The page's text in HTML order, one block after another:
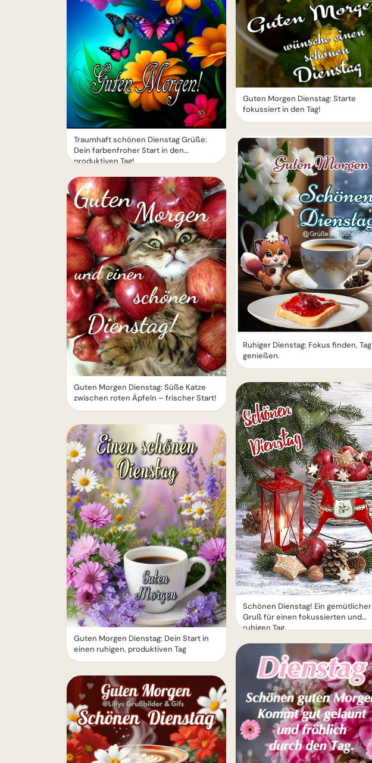
Traumhaft schönen Dienstag Grüße:
Dein farbenfroher Start in den
produktiven Tag!
Guten Morgen Dienstag: Süße Katze
zwischen roten Äpfeln – frischer Start!
Guten Morgen Dienstag: Dein Start in
einen ruhigen, produktiven Tag
Guten Morgen Dienstag: Starte
fokussiert in den Tag!
Ruhiger Dienstag: Fokus finden, Tag
genießen.
Schönen Dienstag! Ein gemütlicher
Gruß für einen fokussierten und
ruhigen Tag.